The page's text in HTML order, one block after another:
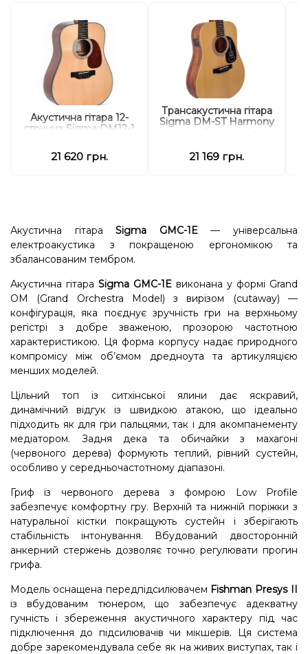
Акустична гітара 12-
струнна Sigma DM12-1
21 620 грн.
Трансакустична гітара
Sigma DM-ST Harmony
21 169 грн.
Акустична гітараSigma GMC-1E— універсальна
електроакустика з покращеною ергономікою та
збалансованим тембром.
Акустична гітара Sigma GMC-1E виконана у формі Grand
OM (Grand Orchestra Model) з вирізом (cutaway) —
конфігурація, яка поєднує зручність гри на верхньому
регістрі з добре зваженою, прозорою частотною
характеристикою. Ця форма корпусу надає природного
компромісу між об’ємом дредноута та артикуляцією
менших моделей.
Цільний топ із ситхінської ялини дає яскравий,
динамічний відгук із швидкою атакою, що ідеально
підходить як для гри пальцями, так і для акомпанементу
медіатором. Задня дека та обичайки з махагоні
(червоного дерева) формують теплий, рівний сустейн,
особливо у середньочастотному діапазоні.
Гриф із червоного дерева з фомрою Low Profile
забезпечує комфортну гру. Верхній та нижній поріжки з
натуральної кістки покращують сустейн і зберігають
стабільність інтонування. Вбудований двосторонній
анкерний стержень дозволяє точно регулювати прогин
грифа.
Модель оснащена передпідсилювачем Fishman Presys II
із вбудованим тюнером, що забезпечує адекватну
гучність і збереження акустичного характеру під час
підключення до підсилювачів чи мікшерів. Ця система
добре зарекомендувала себе як на живих виступах, так і